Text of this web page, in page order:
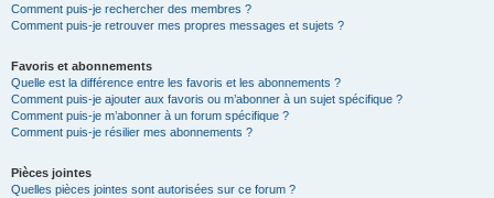
Comment puis-je rechercher des membres ?
Comment puis-je retrouver mes propres messages et sujets ?
Favoris et abonnements
Quelle est la différence entre les favoris et les abonnements ?
Comment puis-je ajouter aux favoris ou m’abonner à un sujet spécifique ?
Comment puis-je m’abonner à un forum spécifique ?
Comment puis-je résilier mes abonnements ?
Pièces jointes
Quelles pièces jointes sont autorisées sur ce forum ?